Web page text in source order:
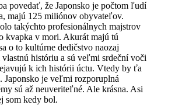
povedať, že Japonsko je počtom ľudí
majú 125 miliónov obyvateľov.
takýchto profesionálnych majstrov
kvapka v mori. Akurát majú tú
o to kultúrne dedičstvo naozaj
vlastnú históriu a sú veľmi srdeční voči
k ich histórii úctu. Vtedy by ťa
Japonsko je veľmi rozporuplná
sú až neuveriteľné. Ale krásna. Asi
som kedy bol.